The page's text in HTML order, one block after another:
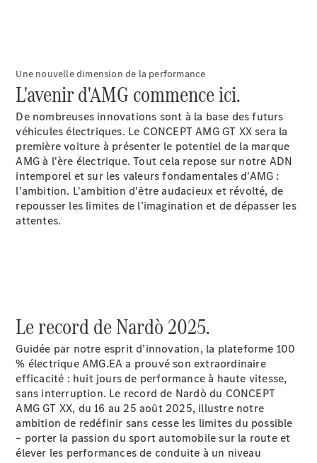
Classe
C
Berline
Électrique
EQE
Berline
Électrique
EQS
Berline
Électrique
Classe E
Classe S
Configurateur
Mercedes-
Benz Store
SUV
Une nouvelle dimension de la performance
L'avenir d'AMG commence ici.
De nombreuses innovations sont à la base des futurs
véhicules électriques. Le CONCEPT AMG GT XX sera la
première voiture à présenter le potentiel de la marque
AMG à l'ère électrique. Tout cela repose sur notre ADN
intemporel et sur les valeurs fondamentales d'AMG :
l'ambition. L'ambition d'être audacieux et révolté, de
repousser les limites de l’imagination et de dépasser les
attentes.
Le record de Nardò 2025.
Guidée par notre esprit d’innovation, la plateforme 100
% électrique AMG.EA a prouvé son extraordinaire
efficacité : huit jours de performance à haute vitesse,
sans interruption. Le record de Nardò du CONCEPT
AMG GT XX, du 16 au 25 août 2025, illustre notre
ambition de redéfinir sans cesse les limites du possible
– porter la passion du sport automobile sur la route et
élever les performances de conduite à un niveau